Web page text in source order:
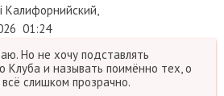
Калифорнийский
01:24
Но не хочу подставлять
Клуба и называть поимённо тех, о
слишком прозрачно.